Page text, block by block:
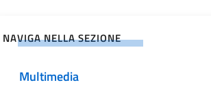
NAVIGA NELLA SEZIONE
Multimedia